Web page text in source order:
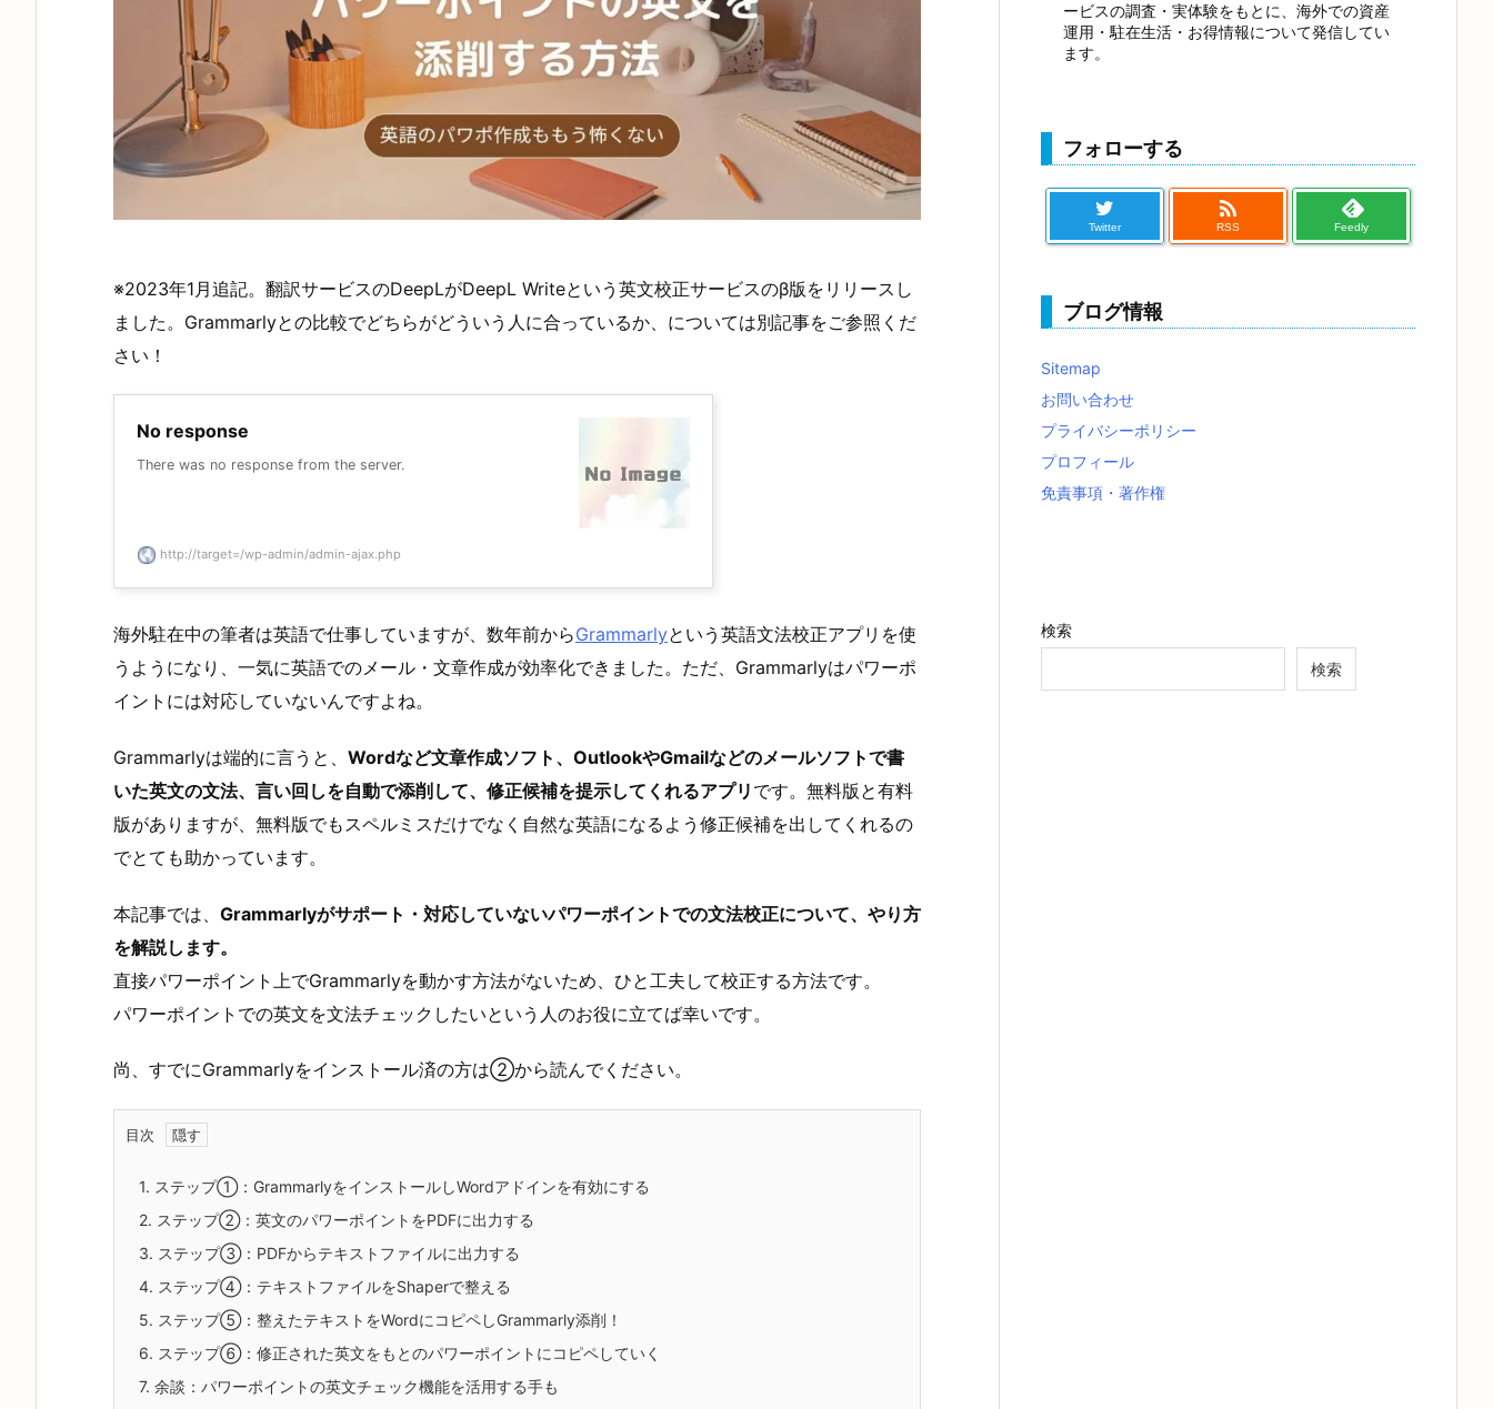
※2023年1月追記。翻訳サービスのDeepLがDeepL Writeという英文校正サービスのβ版をリリースし
ました。Grammarlyとの比較でどちらがどういう人に合っているか、については別記事をご参照くだ
さい！
No response
There was no response from the server.
http://target=/wp-admin/admin-ajax.php
海外駐在中の筆者は英語で仕事していますが、数年前からGrammarlyという英語文法校正アプリを使
うようになり、一気に英語でのメール・文章作成が効率化できました。ただ、Grammarlyはパワーポ
イントには対応していないんですよね。
Grammarlyは端的に言うと、 Wordなど文章作成ソフト、OutlookやGmailなどのメールソフトで書
いた英文の文法、言い回しを自動で添削して、修正候補を提示してくれるアプリ です。無料版と有料
版がありますが、無料版でもスペルミスだけでなく自然な英語になるよう修正候補を出してくれるの
でとても助かっています。
本記事では、 Grammarlyがサポート・対応していないパワーポイントでの文法校正について、やり方
を解説します。
直接パワーポイント上でGrammarlyを動かす方法がないため、ひと工夫して校正する方法です。
パワーポイントでの英文を文法チェックしたいという人のお役に立てば幸いです。
尚、すでにGrammarlyをインストール済の方は②から読んでください。
目次
1. ステップ①：GrammarlyをインストールしWordアドインを有効にする
2. ステップ②：英文のパワーポイントをPDFに出力する
3. ステップ③：PDFからテキストファイルに出力する
4. ステップ④：テキストファイルをShaperで整える
5. ステップ⑤：整えたテキストをWordにコピペしGrammarly添削！
6. ステップ⑥：修正された英文をもとのパワーポイントにコピペしていく
7. 余談：パワーポイントの英文チェック機能を活用する手も
ービスの調査・実体験をもとに、海外での資産
運用・駐在生活・お得情報について発信してい
ます。
フォローする
Twitter

RSS Feedly
ブログ情報
Sitemap
お問い合わせ
プライバシーポリシー
プロフィール
免責事項・著作権
検索
検索